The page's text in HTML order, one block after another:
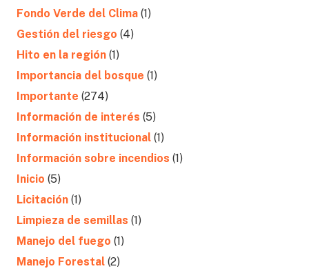
Fondo Verde del Clima (1)
Gestión del riesgo (4)
Hito en la región (1)
Importancia del bosque (1)
Importante (274)
Información de interés (5)
Información institucional (1)
Información sobre incendios (1)
Inicio (5)
Licitación (1)
Limpieza de semillas (1)
Manejo del fuego (1)
Manejo Forestal (2)